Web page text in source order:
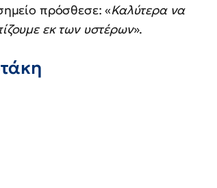
πρόσθεσε: «Καλύτερα να
εκ των υστέρων».